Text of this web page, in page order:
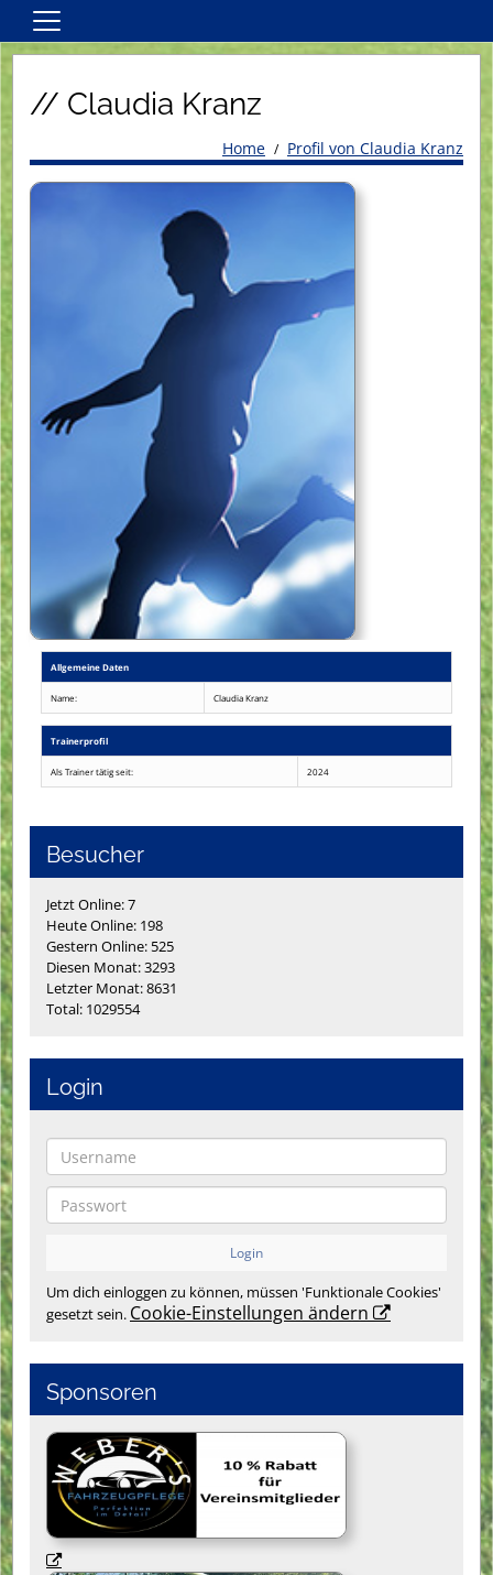
Kontakt
Damen
Vereinsinformationen
Vereinskalender
// Claudia Kranz
Home Profil von Claudia Kranz
Allgemeine Daten
Name: Claudia Kranz
Trainerprofil
Als Trainer tätig seit: 2024
Besucher
Jetzt Online: 7
Heute Online: 198
Gestern Online: 525
Diesen Monat: 3293
Letzter Monat: 8631
Total: 1029554
Login
Um dich einloggen zu können, müssen 'Funktionale Cookies'
gesetzt sein. Cookie-Einstellungen ändern
Sponsoren